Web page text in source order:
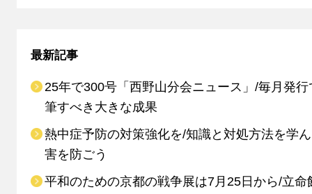
最新記事
25年で300号「西野山分会ニュース」/毎月発行
筆すべき大きな成果
熱中症予防の対策強化を/知識と対処方法を学
害を防ごう
平和のための京都の戦争展は7月25日から/立命